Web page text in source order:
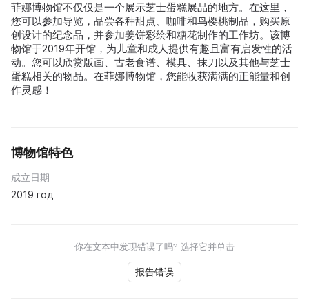
菲娜博物馆不仅仅是一个展示芝士蛋糕展品的地方。在这里，
您可以参加导览，品尝各种甜点、咖啡和鸟樱桃制品，购买原
创设计的纪念品，并参加姜饼彩绘和糖花制作的工作坊。该博
物馆于2019年开馆，为儿童和成人提供有趣且富有启发性的活
动。您可以欣赏版画、古老食谱、模具、抹刀以及其他与芝士
蛋糕相关的物品。在菲娜博物馆，您能收获满满的正能量和创
作灵感！
博物馆特色
成立日期
2019 год
你在文本中发现错误了吗? 选择它并单击
报告错误